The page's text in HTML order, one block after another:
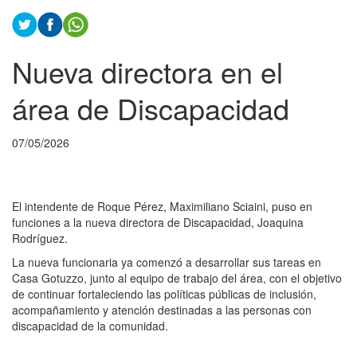
Nueva directora en el
área de Discapacidad
07/05/2026
El intendente de Roque Pérez, Maximiliano Sciaini, puso en
funciones a la nueva directora de Discapacidad, Joaquina
Rodríguez.
La nueva funcionaria ya comenzó a desarrollar sus tareas en
Casa Gotuzzo, junto al equipo de trabajo del área, con el objetivo
de continuar fortaleciendo las políticas públicas de inclusión,
acompañamiento y atención destinadas a las personas con
discapacidad de la comunidad.